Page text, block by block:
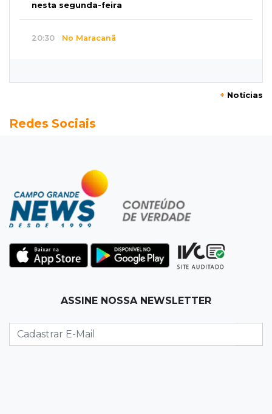
nesta segunda-feira
20:30 No Maracanã
Seleções em MS têm salários de até R$ 8,2 mil;
Jardim Itatiaia
Vigia é amarrado durante roubo de carro e
dois caminhões em pátio
Corinthians vence Bragantino por 2 a 0 e sobe
para 7º no Brasileirão
Na Vila Belmiro
lugar no Brasileirão
+ Notícias
Redes Sociais
ASSINE NOSSA NEWSLETTER